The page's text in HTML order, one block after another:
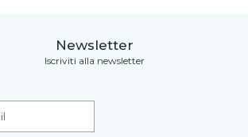
Newsletter
Iscriviti alla newsletter